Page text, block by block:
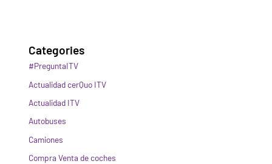
Categories
#PreguntaITV
Actualidad cerQuo ITV
Actualidad ITV
Autobuses
Camiones
Compra Venta de coches